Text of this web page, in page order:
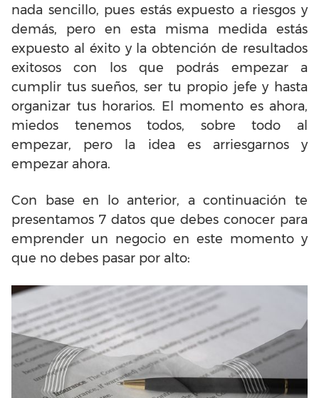
nada sencillo, pues estás expuesto a riesgos y
demás, pero en esta misma medida estás
expuesto al éxito y la obtención de resultados
exitosos con los que podrás empezar a
cumplir tus sueños, ser tu propio jefe y hasta
organizar tus horarios. El momento es ahora,
miedos tenemos todos, sobre todo al
empezar, pero la idea es arriesgarnos y
empezar ahora.
Con base en lo anterior, a continuación te
presentamos 7 datos que debes conocer para
emprender un negocio en este momento y
que no debes pasar por alto: